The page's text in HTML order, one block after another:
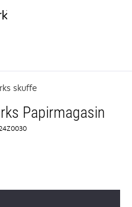
skuffe
Papirmagasin